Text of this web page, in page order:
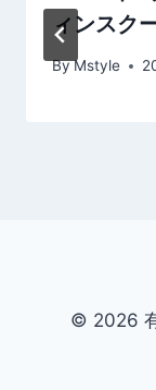
ンィンスク
ByMstyle
© 2026